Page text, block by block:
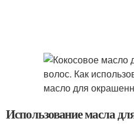
Использование масла